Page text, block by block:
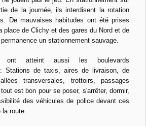
de la journée, ils interdisent la rotation
De mauvaises habitudes ont été prises
place de Clichy et des gares du Nord et de
un stationnement sauvage.
ont atteint aussi les boulevards
: Stations de taxis, aires de livraison, de
transversales, trottoirs, passages
est bon pour se poser, s'arrêter, dormir,
des véhicules de police devant ces
la route.